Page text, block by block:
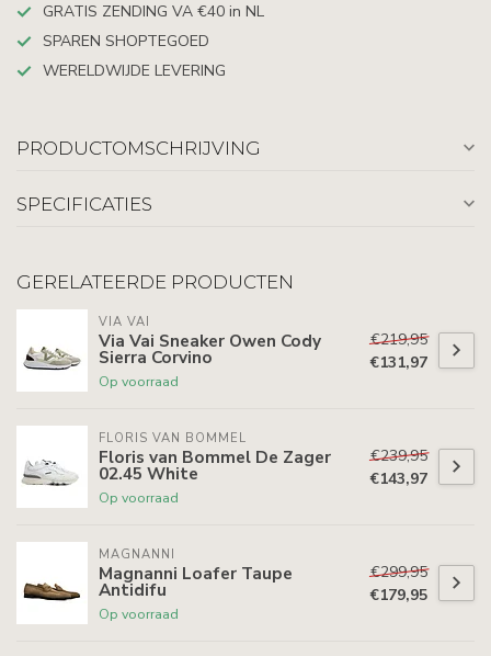
GRATIS ZENDING VA €40 in NL
SPAREN SHOPTEGOED
WERELDWIJDE LEVERING
PRODUCTOMSCHRIJVING
SPECIFICATIES
GERELATEERDE PRODUCTEN
VIA VAI
Via Vai Sneaker Owen Cody
Sierra Corvino
Op voorraad
€219,95
€131,97
FLORIS VAN BOMMEL
Floris van Bommel De Zager
02.45 White
Op voorraad
€239,95
€143,97
MAGNANNI
Magnanni Loafer Taupe
Antidifu
Op voorraad
€299,95
€179,95